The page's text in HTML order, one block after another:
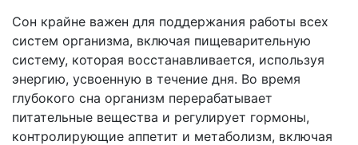
Сон крайне важен для поддержания работы всех
систем организма, включая пищеварительную
систему, которая восстанавливается, используя
энергию, усвоенную в течение дня. Во время
глубокого сна организм перерабатывает
питательные вещества и регулирует гормоны,
контролирующие аппетит и метаболизм, включая